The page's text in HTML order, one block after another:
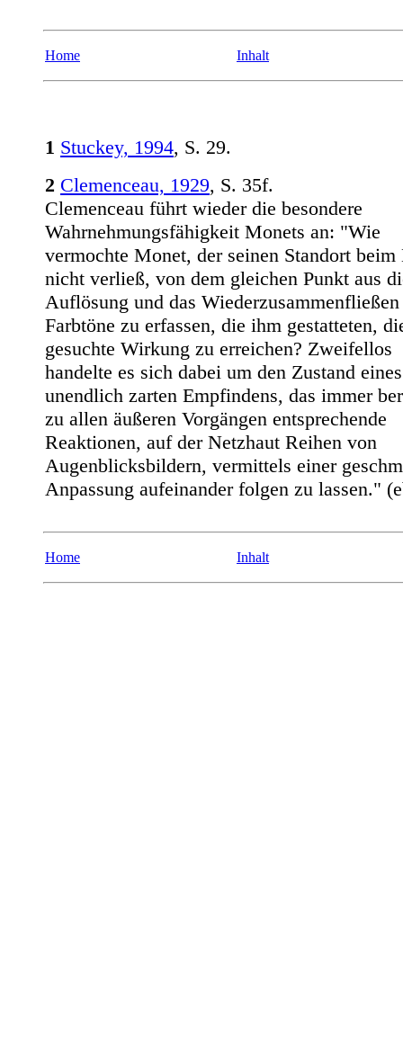
Home Inhalt
1 Stuckey, 1994, S. 29.
2 Clemenceau, 1929, S. 35f.
Clemenceau führt wieder die besondere
Wahrnehmungsfähigkeit Monets an: "Wie
vermochte Monet, der seinen Standort beim
nicht verließ, von dem gleichen Punkt aus
Auflösung und das
Farbtöne zu erfassen, die ihm gestatteten,
gesuchte Wirkung zu erreichen? Zweifellos
handelte es sich dabei um den Zustand eines
unendlich zarten Empfindens, das immer
zu allen äußeren Vorgängen entsprechende
Reaktionen, auf der Netzhaut Reihen von
Augenblicksbildern, vermittels einer
Anpassung aufeinander folgen zu lassen."
Home Inhalt